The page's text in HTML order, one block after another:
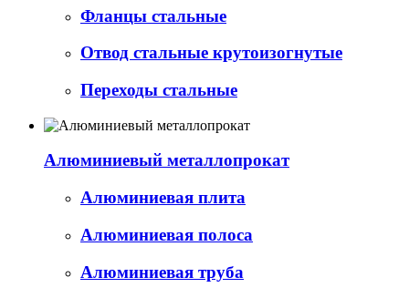
Фланцы стальные
Отвод стальные крутоизогнутые
Переходы стальные
Алюминиевый металлопрокат
Алюминиевая плита
Алюминиевая полоса
Алюминиевая труба